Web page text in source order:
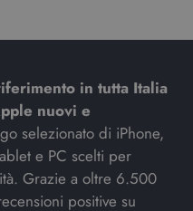
in tutta Italia
nuovi e
selezionato di iPhone,
e PC scelti per
Grazie a oltre 6.500
positive su